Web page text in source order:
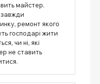
майстер.
ремонт якого
господарі жити
чи ні, які
не ставить